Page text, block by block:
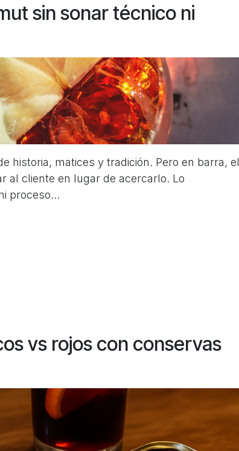
sin sonar técnico ni
historia, matices y tradición. Pero en barra, el
al cliente en lugar de acercarlo. Lo
proceso...
vs rojos con conservas